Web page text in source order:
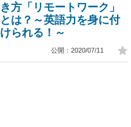
方「リモートワーク」
は？～英語力を身に付
られる！～
公開：2020/07/11